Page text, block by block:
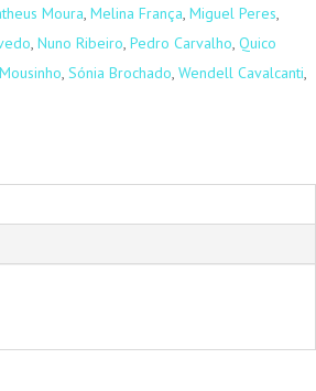
Moura, Melina França, Miguel Peres,
, Nuno Ribeiro, Pedro Carvalho, Quico
, Sónia Brochado, Wendell Cavalcanti,